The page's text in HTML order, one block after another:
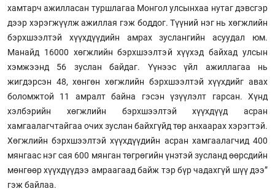
хамтарч ажилласан туршлагаа Монгол улсынхаа нутаг дэвсгэр
дээр хэрэгжүүлж ажиллая гэж боддог. Түүний нэг нь хөгжлийн
бэрхшээлтэй хүүхдүүдийн амрах зуслангийн асуудал юм.
Манайд 16000 хөгжлийн бэрхшээлтэй хүүхэд байхад улсын
хэмжээнд 56 зуслан байдаг. Үүнээс үйл ажиллагаа нь
жигдэрсэн 48, хөнгөн хөгжлийн бэрхшээлтэй хүүхдийг авах
боломжтой 11 амралт байна гэсэн үзүүлэлт гарсан. Хүнд
хэлбэрийн хөгжлийн бэрхшээлтэй хүүхдүүд асран
хамгаалагчтайгаа очих зуслан байхгүйд төр анхаарах хэрэгтэй.
Хөгжлийн бэрхшээлтэй хүүхдүүдийн асран хамгаалагчид 400
мянгаас нэг сая 600 мянган төгрөгийн үнэтэй зусланд өөрсдийн
мөнгөөр хүүхдүүдээ амраагаад байж тэр бүр чадахгүй шүү дээ”
гэж байлаа.